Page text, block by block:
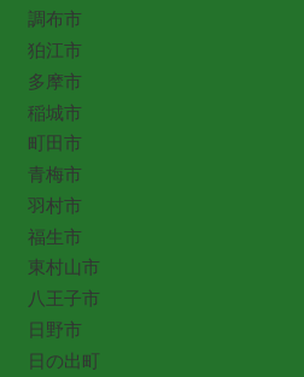
調布市
狛江市
多摩市
稲城市
町田市
青梅市
羽村市
福生市
東村山市
八王子市
日野市
日の出町